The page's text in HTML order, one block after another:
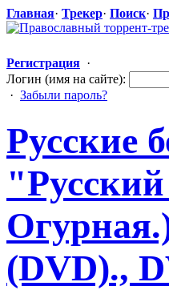
Главная· Трекер· Поиск·
Регистрация ·
Логин (имя на сайте):
· Забыли пароль?
Русские
"Русский
(DVD).,